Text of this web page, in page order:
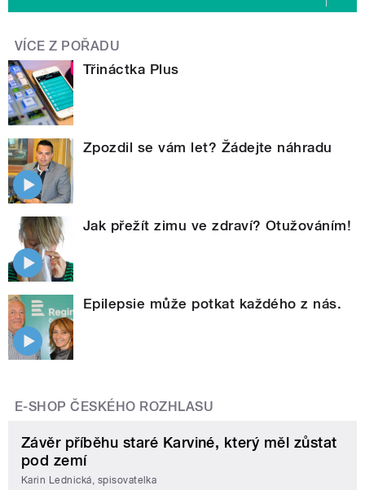
VÍCE Z POŘADU
Třináctka Plus
Zpozdil se vám let? Žádejte náhradu
Jak přežít zimu ve zdraví? Otužováním!
Epilepsie může potkat každého z nás.
E-SHOP ČESKÉHO ROZHLASU
Závěr příběhu staré Karviné, který měl zůstat
pod zemí
Karin Lednická, spisovatelka